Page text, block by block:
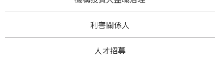
利害關係人
人才招募